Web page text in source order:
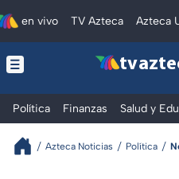
en vivo TV Azteca Azteca
tv
Política Finanzas Salud y
Azteca Noticias Política